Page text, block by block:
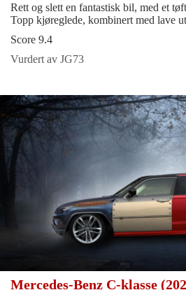
Rett og slett en fantastisk bil, med et
Topp kjøreglede, kombinert med lave
Score 9.4
Vurdert av JG73
Mercedes-Benz C-klasse